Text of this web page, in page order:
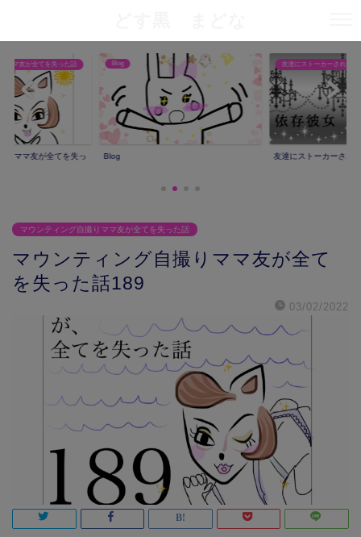
ママ友が全てを失った話
りママ友が全てを失っ
Blog
Blog
友達にストーカーされた話
友達にストーカーされ
マウンティング自撮りママ友が全てを失った話
マウンティング自撮りママ友が全て
を失った話189
03/02/2022